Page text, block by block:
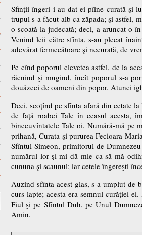
Sfinţii îngeri i-au dat ei pîine curată şi
trupul s-a făcut alb ca zăpada; şi astfel,
o scoată la judecată; deci, a aruncat-o
Venind leii către sfînta, s-au plecat
adevărat fermecătoare şi necurată, de
Pe cînd poporul clevetea astfel, de la
răcnind şi mugind, încît poporul s-a
douăzeci de oameni din popor. Atunci
Deci, scoţînd pe sfînta afară din cetate
de faţă roabei Tale în ceasul acesta,
binecuvîntatele Tale oi. Numără-mă pe
prihană, Curata şi pururea Fecioara
Sfîntul Simeon, primitorul de
numărul lor şi-mi dă mie ca să mă
cununa şi scaunul; iar cetele îngereşti
Auzind sfînta acest glas, s-a umplut de
curs lapte; acesta era semnul curăţiei
Fiul şi pe Sfîntul Duh, pe Unul
Amin.